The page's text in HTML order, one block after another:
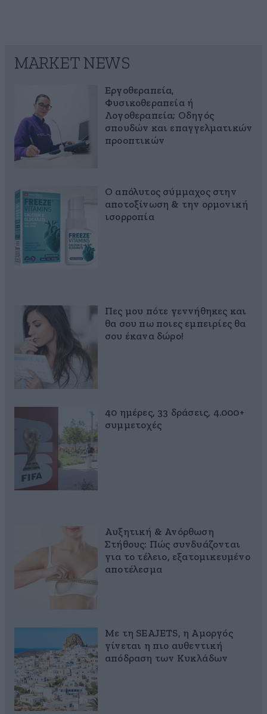
MARKET NEWS
Εργοθεραπεία,
Φυσικοθεραπεία ή
Λογοθεραπεία; Οδηγός
σπουδών και επαγγελματικών
προοπτικών
Ο απόλυτος σύμμαχος στην
αποτοξίνωση & την ορμονική
ισορροπία
Πες μου πότε γεννήθηκες και
θα σου πω ποιες εμπειρίες θα
σου έκανα δώρο!
40 ημέρες, 33 δράσεις, 4.000+
συμμετοχές
Αυξητική & Ανόρθωση
Στήθους: Πώς συνδυάζονται
για το τέλειο, εξατομικευμένο
αποτέλεσμα
Με τη SEAJETS, η Αμοργός
γίνεται η πιο αυθεντική
απόδραση των Κυκλάδων